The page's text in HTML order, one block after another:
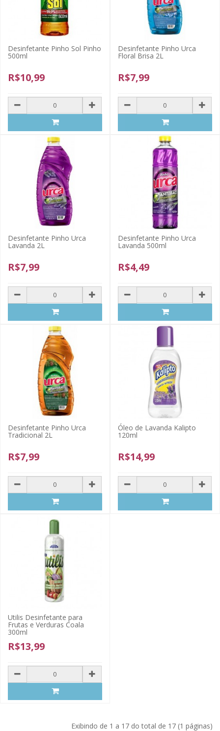
Desinfetante Pinho Sol Pinho
500ml
R$10,99
Desinfetante Pinho Urca
Floral Brisa 2L
R$7,99
Desinfetante Pinho Urca
Lavanda 2L
R$7,99
Desinfetante Pinho Urca
Lavanda 500ml
R$4,49
Desinfetante Pinho Urca
Tradicional 2L
R$7,99
Óleo de Lavanda Kalipto
120ml
R$14,99
Utilis Desinfetante para
Frutas e Verduras Coala
300ml
R$13,99
Exibindo de 1 a 17 do total de 17 (1 páginas)